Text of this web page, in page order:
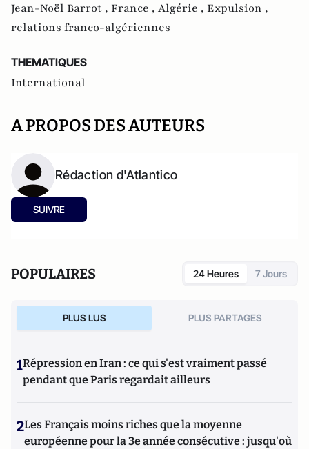
Jean-Noël Barrot , France , Algérie , Expulsion ,
relations franco-algériennes
THEMATIQUES
International
A PROPOS DES AUTEURS
Rédaction d'Atlantico
SUIVRE
POPULAIRES 24 Heures 7 Jours
PLUS LUS PLUS PARTAGES
1Répression en Iran : ce qui s'est vraiment passé
pendant que Paris regardait ailleurs
2Les Français moins riches que la moyenne
européenne pour la 3e année consécutive : jusqu'où